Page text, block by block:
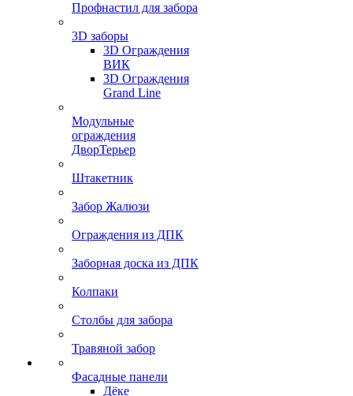
Профнастил для забора
3D заборы
3D Ограждения
ВИК
3D Ограждения
Grand Line
Модульные
ограждения
ДворТерьер
Штакетник
Забор Жалюзи
Ограждения из ДПК
Заборная доска из ДПК
Колпаки
Столбы для забора
Травяной забор
Фасадные панели
Дёке